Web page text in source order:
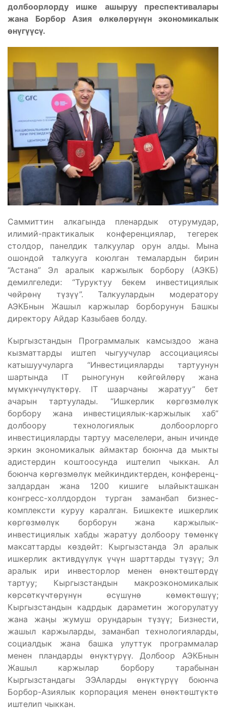
долбоорлорду ишке ашыруу преспективалары
жана Борбор Азия өлкөлөрүнүн экономикалык
өнүгүүсү.
Саммиттин алкагында пленардык отурумудар,
илимий-практикалык конференциялар, тегерек
столдор, панелдик талкуулар орун алды. Мына
ошондой талкууга коюлган темалардын бирин
“Астана” Эл аралык каржылык борбору (АЭКБ)
демилгеледи: “Туруктуу бекем инвестициялык
чөйрөнү түзүү”. Талкуулардын модератору
АЭКБнын Жашыл каржылар борборунун Башкы
директору Айдар Казыбаев болду.
Кыргызстандын Программалык камсыздоо жана
кызматтарды иштеп чыгуучулар ассоциациясы
катышуучуларга “Инвестицияларды тартуунун
шартында IT рыногунун көйгөйлөрү жана
мүмкүнчүлүктөрү. IT шаарчаны жаратуу” бет
ачарын тартуулады. “Ишкерлик көргөзмөлүк
борбору жана инвестициялык-каржылык хаб”
долбоору технологиялык долбоорлорго
инвестицияларды тартуу маселелери, анын ичинде
эркин экономикалык аймактар боюнча да мыкты
адистердин коштоосунда иштелип чыккан. Ал
боюнча көргөзмөлүк мейкиндиктерден, конференц-
залдардан жана 1200 кишиге ылайыкташкан
конгресс-холлдордон турган заманбап бизнес-
комплексти куруу каралган. Бишкекте ишкерлик
көргөзмөлүк борборун жана каржылык-
инвестициялык хабды жаратуу долбоору төмөнкү
максаттарды көздөйт: Кыргызстанда Эл аралык
ишкерлик активдүүлүк үчүн шарттарды түзүү; Эл
аралык ири инвесторлор менен өнөктөштөрдү
тартуу; Кыргызстандын макроэкономикалык
көрсөткүчтөрүнүн өсүшүнө көмөктөшүү;
Кыргызстандын кадрдык дараметин жогорулатуу
жана жаңы жумуш орундарын түзүү; Бизнести,
жашыл каржыларды, заманбап технологияларды,
социалдык жана башка улуттук программалар
менен пландарды өнүктүрүү. Долбоор АЭКБнын
Жашыл каржылар борбору тарабынан
Кыргызстандагы ЭЭАларды өнүктүрүү боюнча
Борбор-Азиялык корпорация менен өнөктөштүктө
иштелип чыккан.